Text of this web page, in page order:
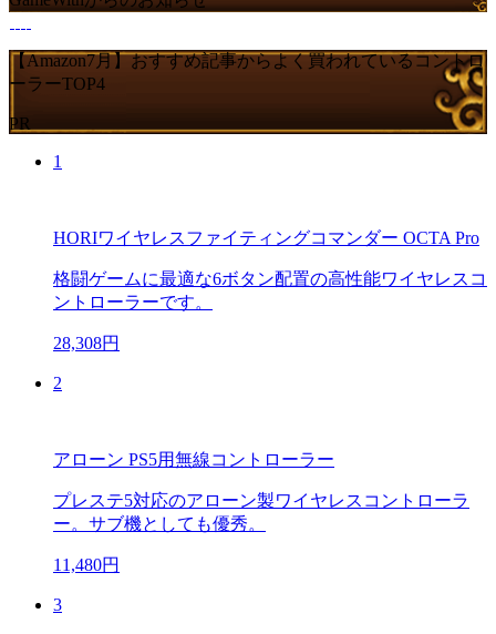
【Amazon7月】おすすめ記事からよく買われているコントロ
ーラーTOP4
PR
1
HORIワイヤレスファイティングコマンダー OCTA Pro
格闘ゲームに最適な6ボタン配置の高性能ワイヤレスコ
ントローラーです。
28,308円
2
アローン PS5用無線コントローラー
プレステ5対応のアローン製ワイヤレスコントローラ
ー。サブ機としても優秀。
11,480円
3